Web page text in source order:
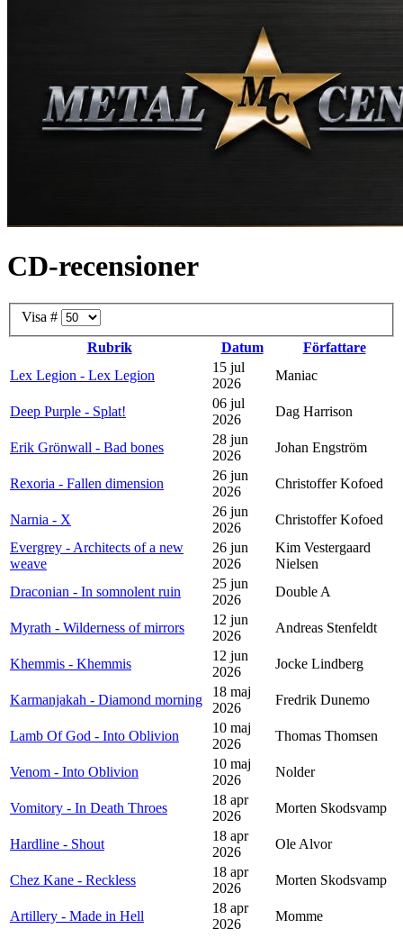
CD-recensioner
Visa #
Rubrik
Datum
Författare
Lex Legion - Lex Legion
15 jul
2026
Maniac
Deep Purple - Splat!
06 jul
2026
Dag Harrison
Erik Grönwall - Bad bones
28 jun
2026
Johan Engström
Rexoria - Fallen dimension
26 jun
2026
Christoffer Kofoed
Narnia - X
26 jun
2026
Christoffer Kofoed
Evergrey - Architects of a new
weave
26 jun
2026
Kim Vestergaard
Nielsen
Draconian - In somnolent ruin
25 jun
2026
Double A
Myrath - Wilderness of mirrors
12 jun
2026
Andreas Stenfeldt
Khemmis - Khemmis
12 jun
2026
Jocke Lindberg
Karmanjakah - Diamond morning
18 maj
2026
Fredrik Dunemo
Lamb Of God - Into Oblivion
10 maj
2026
Thomas Thomsen
Venom - Into Oblivion
10 maj
2026
Nolder
Vomitory - In Death Throes
18 apr
2026
Morten Skodsvamp
Hardline - Shout
18 apr
2026
Ole Alvor
Chez Kane - Reckless
18 apr
2026
Morten Skodsvamp
Artillery - Made in Hell
18 apr
2026
Momme